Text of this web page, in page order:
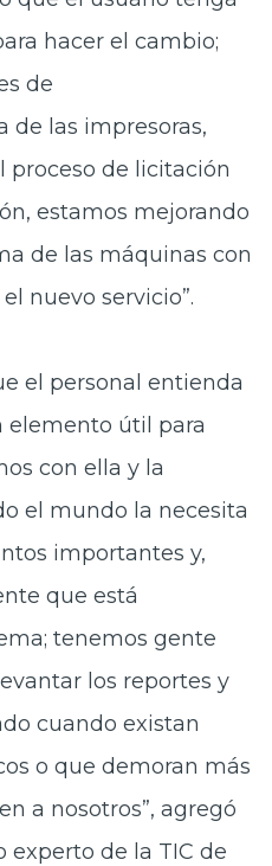
hacer el cambio;
de
de las impresoras,
proceso de licitación
estamos mejorando
de las máquinas con
nuevo servicio”.
el personal entienda
elemento útil para
con ella y la
el mundo la necesita
importantes y,
que está
tenemos gente
los reportes y
cuando existan
o que demoran más
a nosotros”, agregó
experto de la TIC de